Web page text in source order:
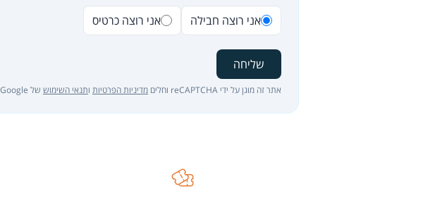
אני רוצה חבילה אני רוצה כרטיס
שליחה
אתר זה מוגן על ידי reCAPTCHA וחלים מדיניות הפרטיות ותנאי השימוש של Google. לחיצה על כפתור "שליחה" מהווה הסכמה ל